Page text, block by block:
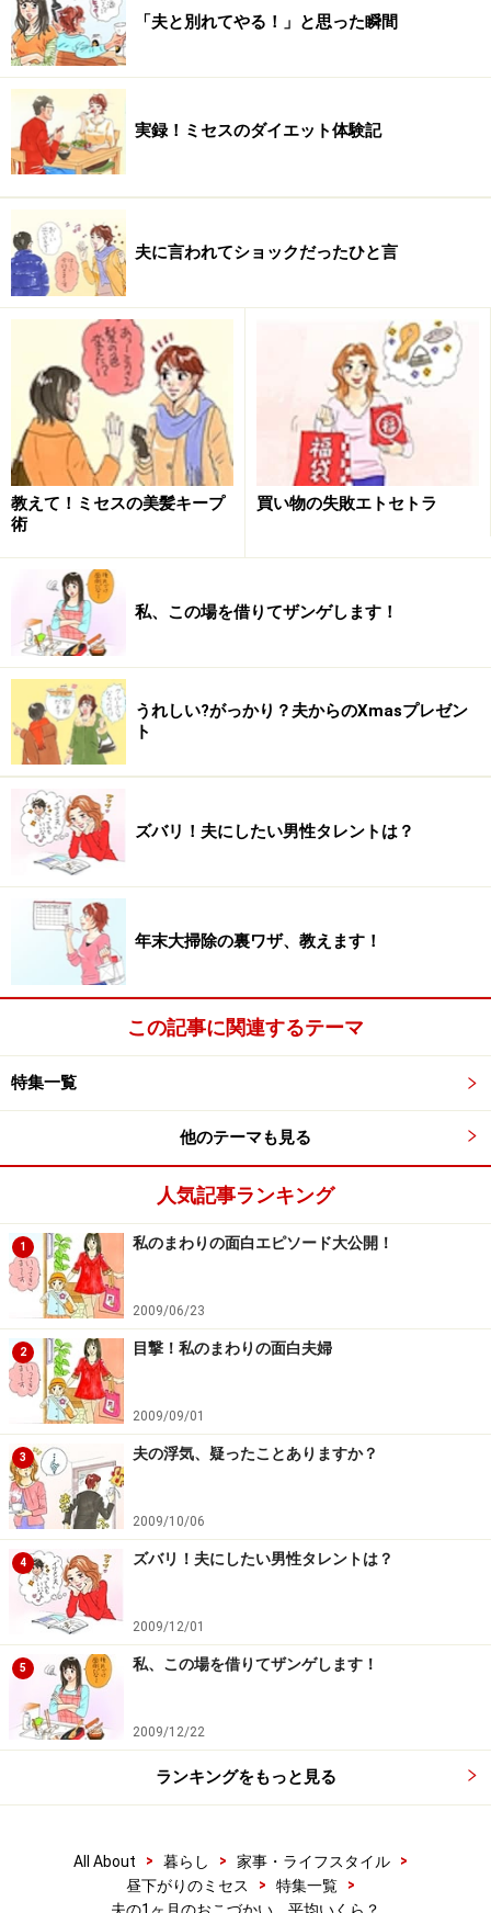
れば」と言ってくれるのですが、専業主婦ですの
で…。私のお小遣い増やすと、家計にしわ寄せが来
てしまうのも嫌ですし。本や洋服代に消えてしまい
ます。（30代 専業主婦）
夫：1万5千円…趣味（釣り）、酒代等。私：3千円
買うのは雑誌位。たまに友達とランチとか。洋服
代・化粧品代はそれぞれ被服費・美容費（美容院代
込）として家計から出す。（30代 会社員）
夫：2万円
代、1万円コスメや食事代など。（30代 公務員・
教職員）
夫：2万円（煙草代、交際費）
お弁当、水筒持参な
のでこれでもしっかりへそくりして記念日にはささ
やかながらプレゼントをくれます。私：決まってい
ない。自分の給料から（コスメ、被服費、交際
費）。（30代 会社員）
ときのみの分）、車関係の差額（基本は家計から出
ているが必要以上の出費は小遣いから）、洋服、交
友費。
私：2万5千円。コスメ、美容院、洋服代、交
友費。（30代 契約社員）
夫：3万円。
誌、車用品。私：決まっていない。（40代 パー
ト・アルバイト）
夫：3万円 昼食代、飲み代込み。
と分かっていますが、共通の趣味であるゴルフに行
く場合、
の場合は、お小遣いから出してもらいます。
以前は、夫と同じ3万円でしたが、お財布を家
計費と別にするのが面倒になり、今は区別せずに使
っています。たぶん、
夫よりも多く遣っていると思
う。（30代 会社員）
夫：月1万円×3回（全部渡すと、すぐに使いきって
味の手芸で布を買う程度。化粧水やコスメ類は、
100円ショップのものを使ったりする。（30代 会
社員）
夫：3万円。自分の趣味やパソコン関係、ジュー
ス、雑誌等。 私：2万円習い事2件で1万円強、残
りはお付合いや雑誌など （ふたりとも弁当、お茶持
参、たばこは吸いません）。私はほぼ毎月使い切っ
ていますが、夫はお小遣いから毎月金額を決めて貯
めて、一眼レフのカメラやパソコンなどの大きな買
い物をしています。きっと家計も夫に任せた方が貯
金出来るんだろうな～（笑）。（30代 会社員）
夫：3万円＋交通費、急きょ買い物を頼んだ時の分
の支払い
飲み会にも行かないので、十分やりくりできてる様
子。お給料が上がると、値上げを少しお願いする程
度。
う程度。ない時は全くない。（40代 専業主婦）
夫：3万円。社食は給料から天引きなので社外での
昼食・飲み代・雑誌代など。でも足りないとその都
になっています。私：特になし。必要なモノは必要
な時に買います。（30代 自営業・自由業）
「夫と別れてやる！」と思った瞬間
実録！ミセスのダイエット体験記
夫に言われてショックだったひと言
教えて！ミセスの美髪キープ
術
買い物の失敗エトセトラ
私、この場を借りてザンゲします！
うれしい?がっかり？夫からのXmasプレゼン
ト
ズバリ！夫にしたい男性タレントは？
年末大掃除の裏ワザ、教えます！
この記事に関連するテーマ
特集一覧
他のテーマも見る
人気記事ランキング
1 私のまわりの面白エピソード大公開！
2009/06/23
2 目撃！私のまわりの面白夫婦
2009/09/01
3 夫の浮気、疑ったことありますか？
2009/10/06
4 ズバリ！夫にしたい男性タレントは？
2009/12/01
5 私、この場を借りてザンゲします！
2009/12/22
ランキングをもっと見る
All About > 暮らし > 家事・ライフスタイル
>
昼下がりのミセス
> 特集一覧
>
夫の1ヶ月のおこづかい、平均いくら？